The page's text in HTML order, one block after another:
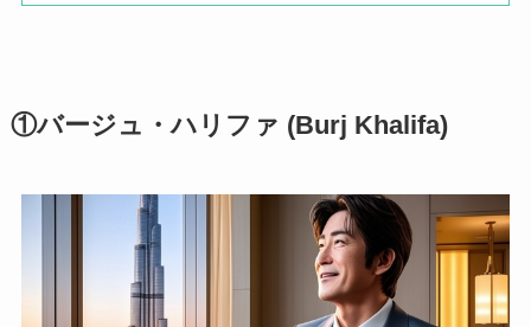
①バージュ・ハリファ (Burj Khalifa)